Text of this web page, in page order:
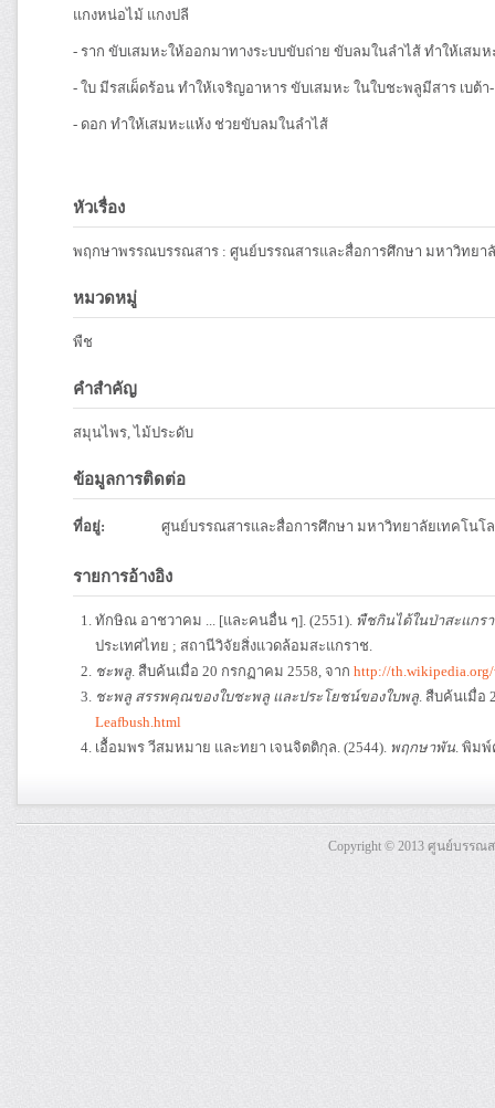
แกงหน่อไม้ แกงปลี
- ราก ขับเสมหะให้ออกมาทางระบบขับถ่าย ขับลมในลำไส้ ทำให้เสม
- ใบ มีรสเผ็ดร้อน ทำให้เจริญอาหาร ขับเสมหะ ในใบชะพลูมีสาร เบต้
- ดอก ทำให้เสมหะแห้ง ช่วยขับลมในลำไส้
หัวเรื่อง
พฤกษาพรรณบรรณสาร : ศูนย์บรรณสารและสื่อการศึกษา มหาวิทยา
หมวดหมู่
พืช
คำสำคัญ
สมุนไพร, ไม้ประดับ
ข้อมูลการติดต่อ
ที่อยู่: ศูนย์บรรณสารและสื่อการศึกษา มหาวิทยาลัยเทคโนโ
รายการอ้างอิง
ทักษิณ อาชวาคม ... [และคนอื่น ๆ]. (2551). พืชกินได้ในป่าสะแกร
ประเทศไทย ; สถานีวิจัยสิ่งแวดล้อมสะแกราช.
ชะพลู. สืบค้นเมื่อ 20 กรกฏาคม 2558, จาก http://
ชะพลู สรรพคุณของใบชะพลู และประโยชน์ของใบพลู. สืบค้นเมื่อ
Leafbush.html
เอื้อมพร วีสมหมาย และทยา เจนจิตติกุล. (2544). พฤกษาพัน. พิมพ์
Copyright © 2013 ศูนย์บรร